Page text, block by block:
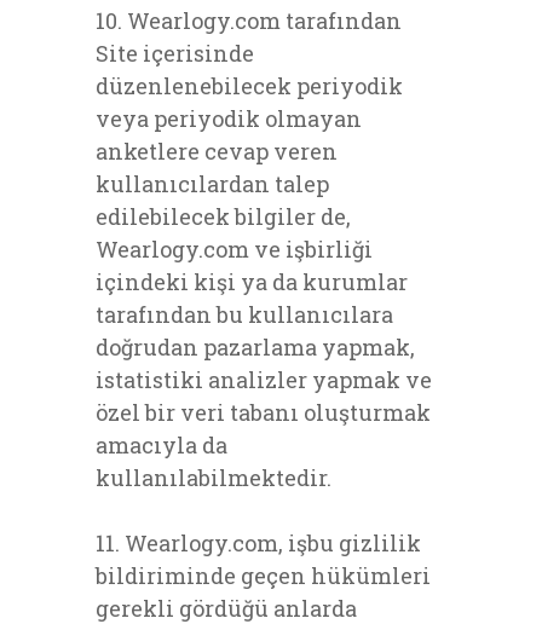
10. Wearlogy.com tarafından
Site içerisinde
düzenlenebilecek periyodik
veya periyodik olmayan
anketlere cevap veren
kullanıcılardan talep
edilebilecek bilgiler de,
Wearlogy.com ve işbirliği
içindeki kişi ya da kurumlar
tarafından bu kullanıcılara
doğrudan pazarlama yapmak,
istatistiki analizler yapmak ve
özel bir veri tabanı oluşturmak
amacıyla da
kullanılabilmektedir.
11. Wearlogy.com, işbu gizlilik
bildiriminde geçen hükümleri
gerekli gördüğü anlarda